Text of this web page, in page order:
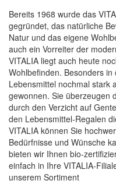
Quickview
Bereits 1968 wurde das
gegründet, das natürliche
Natur und das eigene
auch ein Vorreiter der
VITALIA liegt auch heute
Wohlbefinden. Besonders
Lebensmittel nochmal stark
gewonnen. Sie überzeugen
durch den Verzicht auf
den Lebensmittel-Regalen
VITALIA können Sie
Bedürfnisse und Wünsche
bieten wir Ihnen bio-
einfach in Ihre VITALIA-
unserem Sortiment